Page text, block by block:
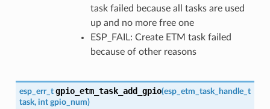
task failed because all tasks are used
up and no more free one
ESP_FAIL: Create ETM task failed
because of other reasons
esp_err_t gpio_etm_task_add_gpio(esp_etm_task_handle_t
task, int gpio_num)